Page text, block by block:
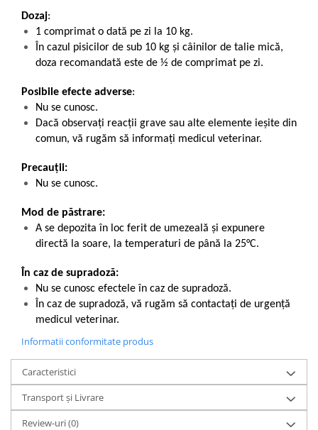
Dozaj:
1 comprimat o dată pe zi la 10 kg.
În cazul pisicilor de sub 10 kg și câinilor de talie mică,
doza recomandată este de ½ de comprimat pe zi.
Posibile efecte adverse:
Nu se cunosc.
Dacă observaţi reacţii grave sau alte elemente ieșite din
comun, vă rugăm să informați medicul veterinar.
Precauții:
Nu se cunosc.
Mod de păstrare:
A se depozita în loc ferit de umezeală și expunere
directă la soare, la temperaturi de până la 25°C.
În caz de supradoză:
Nu se cunosc efectele în caz de supradoză.
În caz de supradoză, vă rugăm să contactați de urgență
medicul veterinar.
Informatii conformitate produs
Caracteristici
Transport și Livrare
Review-uri(0)